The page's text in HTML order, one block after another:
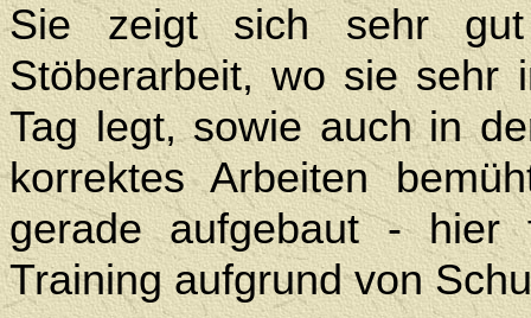
Sie zeigt sich sehr
Stöberarbeit, wo sie sehr
Tag legt, sowie auch in
korrektes Arbeiten
gerade aufgebaut - hier
Training aufgrund von